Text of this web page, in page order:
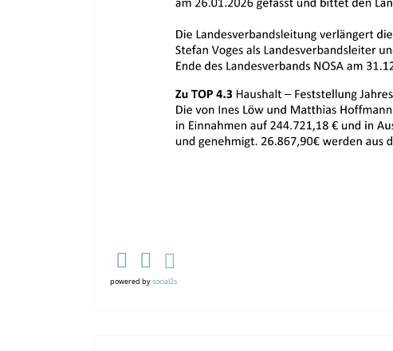
powered bysocial2s